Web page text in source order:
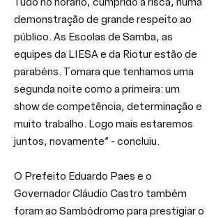
Tudo no horário, cumprido à risca, numa
demonstração de grande respeito ao
público. As Escolas de Samba, as
equipes da LIESA e da Riotur estão de
parabéns. Tomara que tenhamos uma
segunda noite como a primeira: um
show de competência, determinação e
muito trabalho. Logo mais estaremos
juntos, novamente” - concluiu.
O Prefeito Eduardo Paes e o
Governador Cláudio Castro também
foram ao Sambódromo para prestigiar o